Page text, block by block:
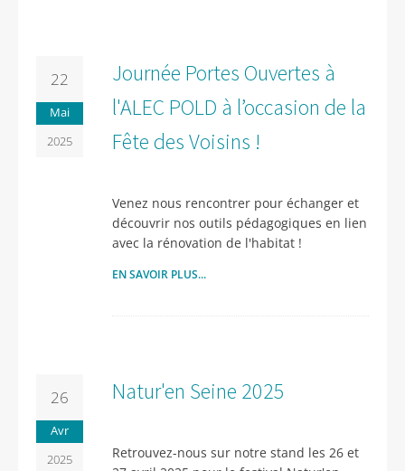
22
Mai
2025
Journée Portes Ouvertes à
l'ALEC POLD à l’occasion de la
Fête des Voisins !
Venez nous rencontrer pour échanger et
découvrir nos outils pédagogiques en lien
avec la rénovation de l'habitat !
EN SAVOIR PLUS...
26
Avr
2025
Natur'en Seine 2025
Retrouvez-nous sur notre stand les 26 et